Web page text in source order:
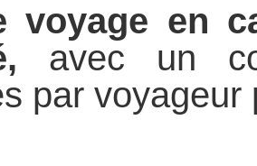
voyage en
avec un
par voyageur